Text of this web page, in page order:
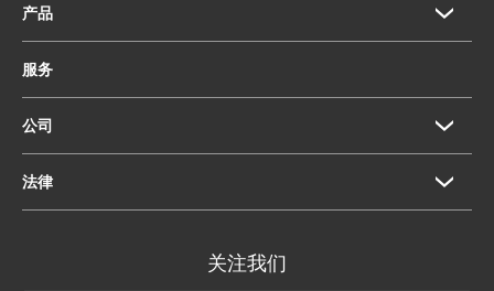
产品
服务
公司
法律
关注我们